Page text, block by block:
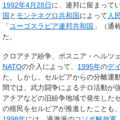
1992年4月28日に、連邦に留まって
国 と モンテネグロ共和国によって 人
「ユーゴスラビア連邦共和国 」（通
た。
クロアチア紛争、ボスニア・ヘルツ
NATOの介入によって、 1995年のデ
た。しかし、セルビアからの分離運
間では、武力闘争によるテロ活動が
アチアなどの旧紛争地域で発生した
の殖民をセルビアが推進したことも